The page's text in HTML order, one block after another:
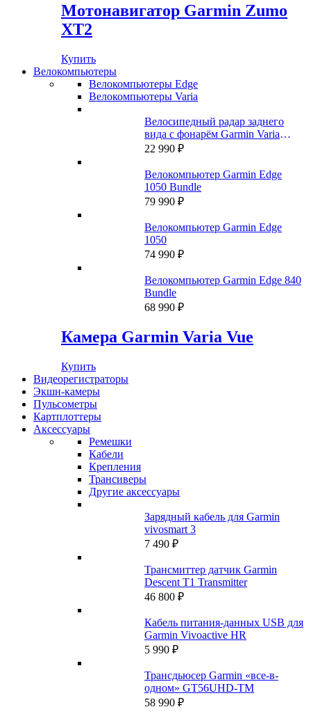
Мотонавигатор Garmin Zumo
XT2
Купить
Велокомпьютеры
Велокомпьютеры Edge
Велокомпьютеры Varia
Велосипедный радар заднего
вида с фонарём Garmin Varia
RTL515 (A04024)
22 990 ₽
Велокомпьютер Garmin Edge
1050 Bundle
79 990 ₽
Велокомпьютер Garmin Edge
1050
74 990 ₽
Велокомпьютер Garmin Edge 840
Bundle
68 990 ₽
Камера Garmin Varia Vue
Купить
Видеорегистраторы
Экшн-камеры
Пульсометры
Картплоттеры
Аксессуары
Ремешки
Кабели
Крепления
Трансиверы
Другие аксессуары
Зарядный кабель для Garmin
vivosmart 3
7 490 ₽
Трансмиттер датчик Garmin
Descent T1 Transmitter
46 800 ₽
Кабель питания-данных USB для
Garmin Vivoactive HR
5 990 ₽
Трансдьюсер Garmin «все-в-
одном» GT56UHD-TM
58 990 ₽